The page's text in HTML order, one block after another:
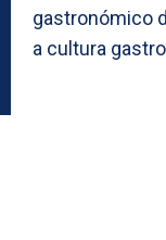
gastronómico
a cultura